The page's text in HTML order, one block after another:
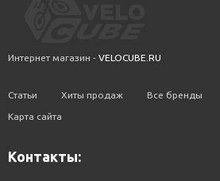
Интернет магазин - VELOCUBE.RU
Статьи Хиты продаж Все бренды
Карта сайта
Контакты: